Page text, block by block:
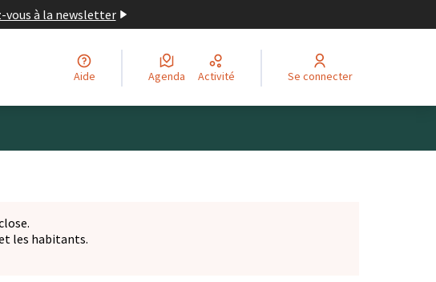
vous à la newsletter
Aide Agenda Activité Se connecter
les habitants.